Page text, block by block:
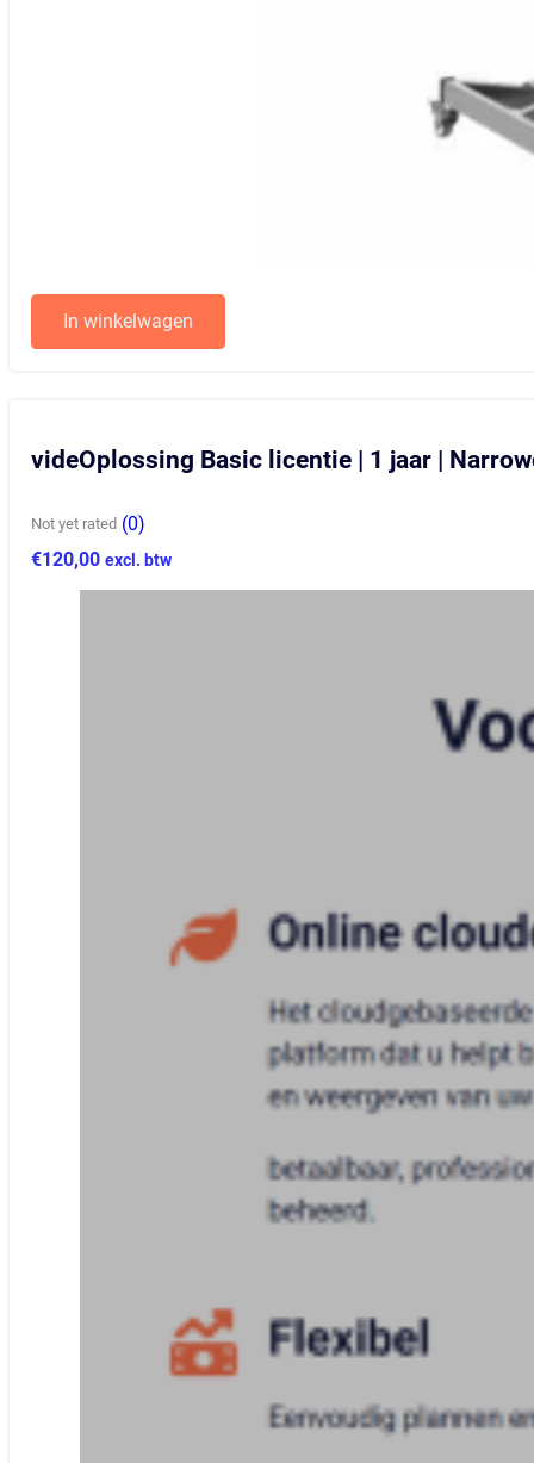
In winkelwagen
videOplossing Basic licentie | 1 jaar |
Not yet rated (0)
€120,00 excl. btw